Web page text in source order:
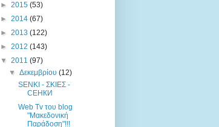
► 2015 (53)
► 2014 (67)
► 2013 (122)
► 2012 (143)
▼ 2011 (97)
▼Δεκεμβρίου(12)
SENKI - ΣΚΙΕΣ -
СЕНКИ
Web Tv του blog
"Μακεδονική
Παράδοση"!!!